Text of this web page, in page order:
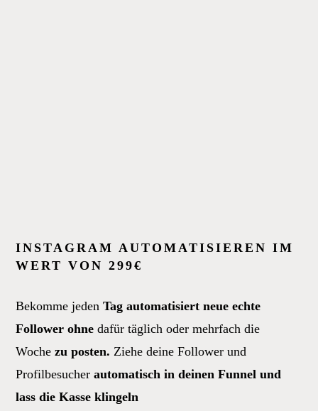
INSTAGRAM AUTOMATISIEREN IM
WERT VON 299€
Bekomme jeden Tag automatisiert neue echte
Follower ohne dafür täglich oder mehrfach die
Woche zu posten. Ziehe deine Follower und
Profilbesucher automatisch in deinen Funnel und
lass die Kasse klingeln